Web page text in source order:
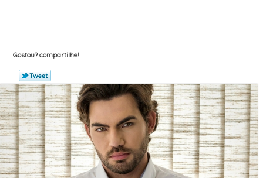
Gostou? compartilhe!